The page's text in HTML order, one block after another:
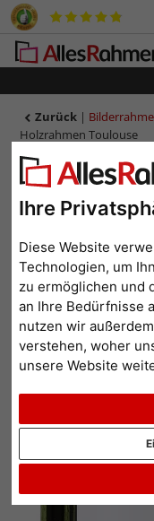
Ihre
Diese Website
Technologien, um
zu ermöglichen und
an Ihre Bedürfnisse
nutzen wir
verstehen, woher
unsere Website
Zurück |
Holzrahmen Toulouse
Zurück